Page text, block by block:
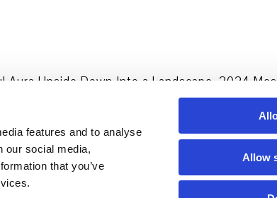
features and to analyse
our social media,
that you’ve
Allow
Upside Down Into a Landscape, 2024
Courtesy Toni R. Toivonen und Galerie